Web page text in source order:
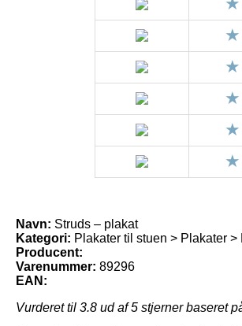
Navn: Struds – plakat
Kategori: Plakater til stuen > Plakater
Producent:
Varenummer: 89296
EAN:
Vurderet til 3.8 ud af 5 stjerner baseret